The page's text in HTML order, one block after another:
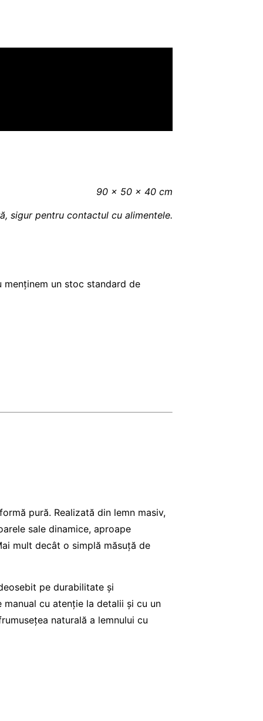
90 × 50 × 40 cm
sigur pentru contactul cu alimentele.
un stoc standard de
pură. Realizată din lemn masiv,
sale dinamice, aproape
mult decât o simplă măsuță de
pe durabilitate și
cu atenție la detalii și cu un
naturală a lemnului cu